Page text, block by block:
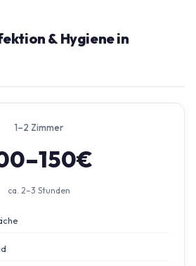
& Hygiene in
1–2 Zimmer
ca. 2–3 Stunden